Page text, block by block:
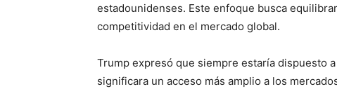
estadounidenses. Este enfoque busca
competitividad en el mercado global.
Trump expresó que siempre estaría dispuesto
significara un acceso más amplio a los